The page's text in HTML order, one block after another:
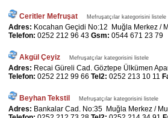
Ceritler Mefruşat Mefruşatçılar kategorisini listele
Adres: Kocahan Geçidi No:12 Muğla Merkez /
Telefon: 0252 212 96 43 Gsm: 0544 671 23 79
Akgül Çeyiz Mefruşatçılar kategorisini listele
Adres: Recai Güreli Cad. Göztepe Ülkümen
Telefon: 0252 212 99 66 Tel2: 0252 213 10 11
Beyhan Tekstil Mefruşatçılar kategorisini listele
Adres: Bankalar Cad. No:35 Muğla Merkez /